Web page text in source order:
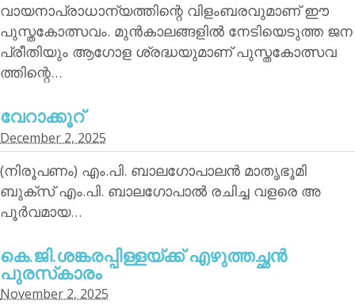
വായനാപ്രാധാന്യത്തിന്റെ വിളംബരവുമാണ് ഈ
പുസ്തകോത്സവം. മുന്‍കാലങ്ങളില്‍ നേടിയെടുത്ത ജന
പ്രീതിയും ആഗോള ശ്രദ്ധയുമാണ് പുസ്തകോത്സവ
ത്തിന്റെ…
വേറാക്കൂറ്
December 2, 2025
(നിരൂപണം) എം.പി. ബാലഗോപാലന്‍ മാതൃഭൂമി
ബുക്‌സ് എം.പി. ബാലഗോപാല്‍ രചിച്ച വളരെ അ
പൂര്‍വമായ…
കെ.ജി.ശങ്കരപ്പിള്ളയ്ക്ക് എഴുത്തച്ഛന്‍
പുരസ്‌കാരം
November 2, 2025